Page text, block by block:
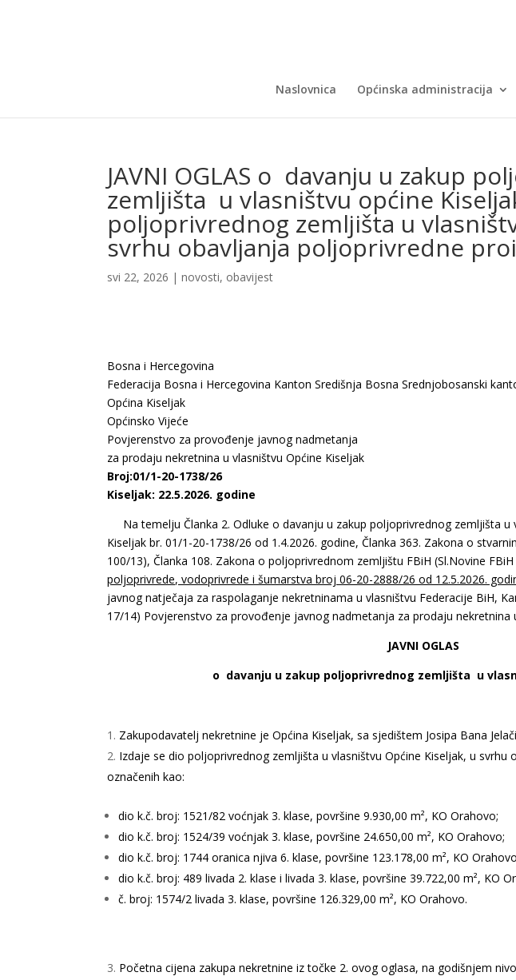
Naslovnica Općinska administracija
JAVNI OGLAS o davanju u zakup
zemljišta u vlasništvu općine
poljoprivrednog zemljišta u
svrhu obavljanja poljoprivredne
svi 22, 2026 |novosti, obavijest
Bosna i Hercegovina
Federacija Bosna i Hercegovina Kanton Središnja Bosna Srednjobosanski
Općina Kiseljak
Općinsko Vijeće
Povjerenstvo za provođenje javnog nadmetanja
za prodaju nekretnina u vlasništvu Općine Kiseljak
Broj:01/1-20-1738/26
Kiseljak: 22.5.2026. godine
Na temelju Članka 2. Odluke o davanju u zakup poljoprivrednog zemljišta u
Kiseljak br. 01/1-20-1738/26 od 1.4.2026. godine, Članka 363. Zakona o
100/13), Članka 108. Zakona o poljoprivrednom zemljištu FBiH (Sl.Novine
poljoprivrede, vodoprivrede i šumarstva broj 06-20-2888/26 od 12.5.2026.
javnog natječaja za raspolaganje nekretninama u vlasništvu Federacije BiH,
17/14) Povjerenstvo za provođenje javnog nadmetanja za prodaju nekretnina
JAVNI OGLAS
o davanju u zakup poljoprivrednog zemljišta u
Zakupodavatelj nekretnine je Općina Kiseljak, sa sjedištem Josipa Bana
Izdaje se dio poljoprivrednog zemljišta u vlasništvu Općine Kiseljak, u
označenih kao:
dio k.č. broj: 1521/82 voćnjak 3. klase, površine 9.930,00 m², KO Orahovo;
dio k.č. broj: 1524/39 voćnjak 3. klase, površine 24.650,00 m², KO Orahovo;
dio k.č. broj: 1744 oranica njiva 6. klase, površine 123.178,00 m², KO
dio k.č. broj: 489 livada 2. klase i livada 3. klase, površine 39.722,00 m², KO
č. broj: 1574/2 livada 3. klase, površine 126.329,00 m², KO Orahovo.
Početna cijena zakupa nekretnine iz točke 2. ovog oglasa, na godišnjem